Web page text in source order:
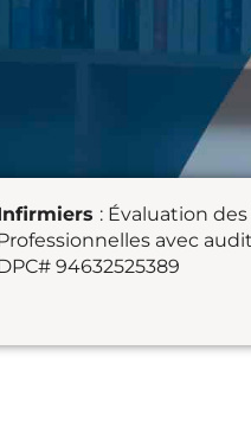
: Évaluation
avec
94632525389